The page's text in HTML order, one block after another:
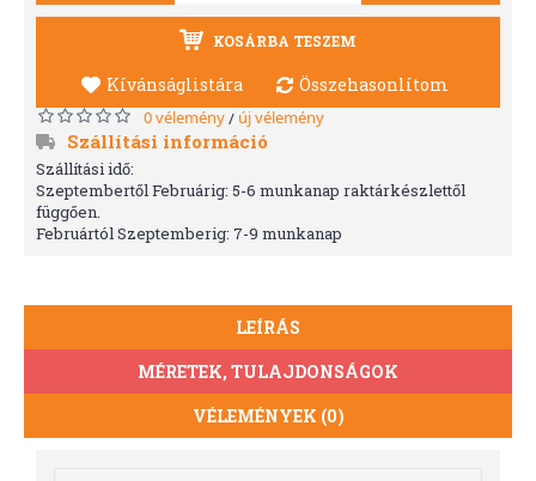
KOSÁRBA TESZEM
Kívánságlistára Összehasonlítom
0 vélemény/ új vélemény
Szállítási információ
Szállítási idő:
Szeptembertől Februárig: 5-6 munkanap raktárkészlettől
függően.
Februártól Szeptemberig: 7-9 munkanap
LEÍRÁS
MÉRETEK, TULAJDONSÁGOK
VÉLEMÉNYEK (0)